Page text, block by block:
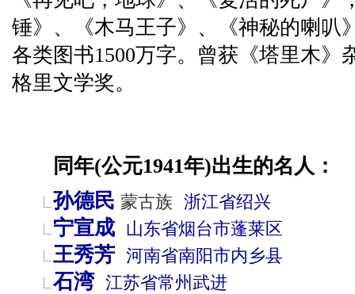
锤》、《木马王子》、《神秘的喇叭
各类图书1500万字。曾获《塔里木》
格里文学奖。
同年(公元1941年)出生的名人：
孙德民 蒙古族 浙江省绍兴
宁宣成 山东省烟台市蓬莱区
王秀芳 河南省南阳市内乡县
石湾 江苏省常州 武进